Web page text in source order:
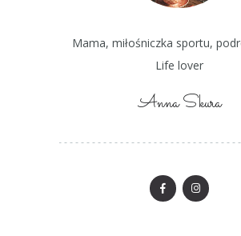
Mama, miłośniczka sportu,
Life lover
Anna Skura